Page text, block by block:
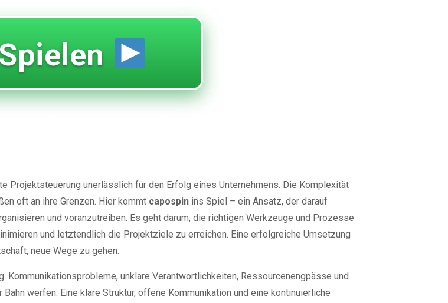
unerlässlich für den Erfolg eines Unternehmens. Die Komplexität
oft an ihre Grenzen. Hier kommt capospinins Spiel – ein Ansatz, der darauf
und voranzutreiben. Es geht darum, die richtigen Werkzeuge und Prozesse
und letztendlich die Projektziele zu erreichen. Eine erfolgreiche Umsetzung
neue Wege zu gehen.
unklare Verantwortlichkeiten, Ressourcenengpässe und
werfen. Eine klare Struktur, offene Kommunikation und eine kontinuierliche